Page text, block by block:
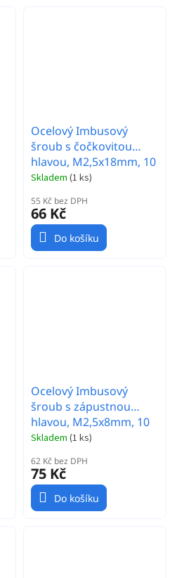
Ocelový Imbusový
šroub s čočkovitou
hlavou, M2,5x18mm, 10
ks.
Skladem (1 ks)
55 Kč bez DPH
66 Kč
Do košíku
Ocelový Imbusový
šroub s zápustnou
hlavou, M2,5x8mm, 10
ks.
Skladem (1 ks)
62 Kč bez DPH
75 Kč
Do košíku